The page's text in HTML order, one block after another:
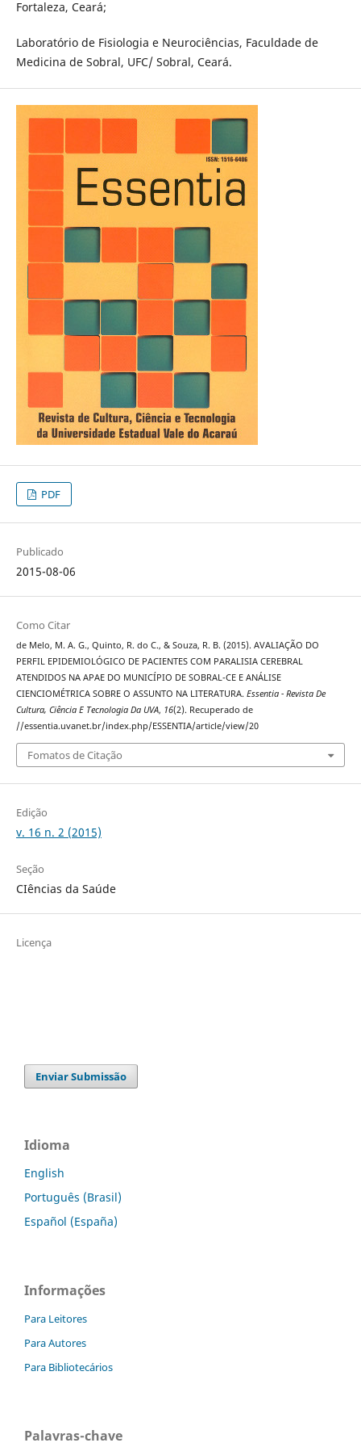
Fortaleza, Ceará;
Laboratório de Fisiologia e Neurociências, Faculdade de
Medicina de Sobral, UFC/ Sobral, Ceará.
PDF
Publicado
2015-08-06
Como Citar
de Melo, M. A. G., Quinto, R. do C., & Souza, R. B. (2015). AVALIAÇÃO DO
PERFIL EPIDEMIOLÓGICO DE PACIENTES COM PARALISIA CEREBRAL
ATENDIDOS NA APAE DO MUNICÍPIO DE SOBRAL-CE E ANÁLISE
CIENCIOMÉTRICA SOBRE O ASSUNTO NA LITERATURA. Essentia - Revista De
Cultura, Ciência E Tecnologia Da UVA, 16(2). Recuperado de
//essentia.uvanet.br/index.php/ESSENTIA/article/view/20
Fomatos de Citação
Edição
v. 16 n. 2 (2015)
Seção
CIências da Saúde
Licença
Enviar Submissão
Idioma
English
Português (Brasil)
Español (España)
Informações
Para Leitores
Para Autores
Para Bibliotecários
Palavras-chave